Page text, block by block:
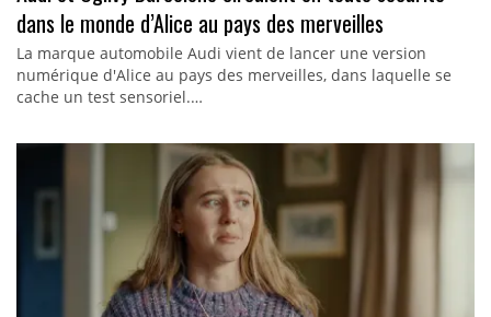
dans le monde d’Alice au pays des merveilles
La marque automobile Audi vient de lancer une version
numérique d'Alice au pays des merveilles, dans laquelle se
cache un test sensoriel.…